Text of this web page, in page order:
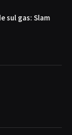
sul gas: Slam